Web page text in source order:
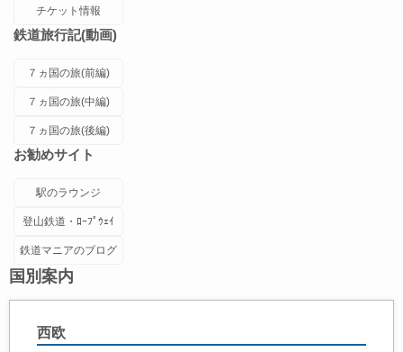
チケット情報
鉄道旅行記(動画)
７ヵ国の旅(前編)
７ヵ国の旅(中編)
７ヵ国の旅(後編)
お勧めサイト
駅のラウンジ
登山鉄道・ﾛｰﾌﾟｳｪｲ
鉄道マニアのブログ
国別案内
西欧